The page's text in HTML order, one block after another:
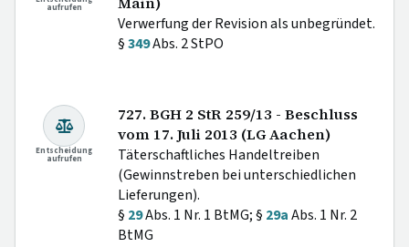
aufrufen
Verwerfung der Revision als unbegründet.
§349Abs. 2 StPO
Entscheidung
aufrufen
727. BGH 2 StR 259/13 - Beschluss
vom 17. Juli 2013 (LG Aachen)
Täterschaftliches Handeltreiben
(Gewinnstreben bei unterschiedlichen
Lieferungen).
§ 29Abs. 1 Nr. 1 BtMG; § 29aAbs. 1 Nr. 2
BtMG